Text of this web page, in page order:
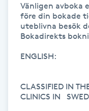
Liktornar
LPG
LPG-massage
Vänligen avboka
före din bokade
uteblivna besök
Bokadirekts
ENGLISH:
CLASSIFIED IN
CLINICS IN